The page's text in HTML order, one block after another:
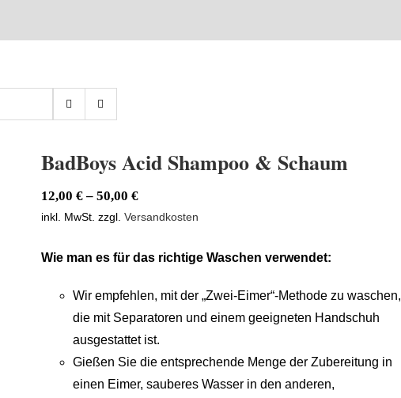
BadBoys Acid Shampoo & Schaum
12,00 €– 50,00 €
inkl. MwSt. zzgl. Versandkosten
Wie man es für das richtige Waschen verwendet:
Wir empfehlen, mit der „Zwei-Eimer“-Methode zu waschen,
die mit Separatoren und einem geeigneten Handschuh
ausgestattet ist.
Gießen Sie die entsprechende Menge der Zubereitung in
einen Eimer, sauberes Wasser in den anderen,